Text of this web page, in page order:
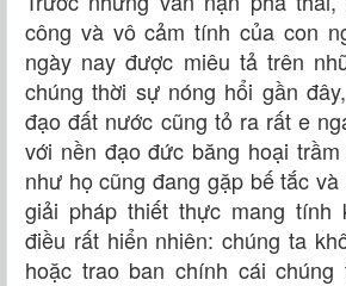
công và vô cảm tính của con
ngày nay được miêu tả trên
chúng thời sự nóng hổi gần
đạo đất nước cũng tỏ ra rất e
với nền đạo đức băng hoại
như họ cũng đang gặp bế tắc
giải pháp thiết thực mang tính
điều rất hiển nhiên: chúng ta
hoặc trao ban chính cái